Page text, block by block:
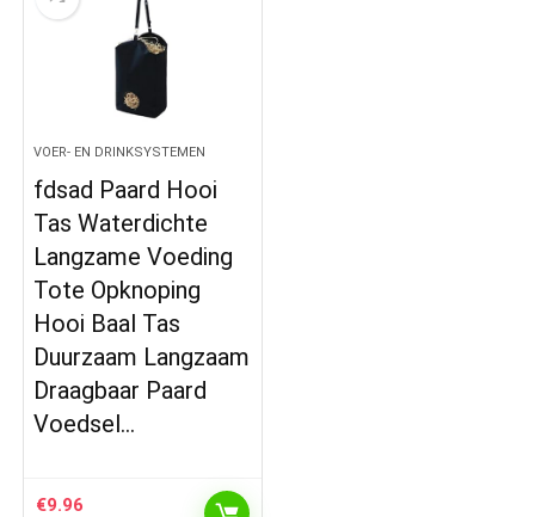
VOER- EN DRINKSYSTEMEN
fdsad Paard Hooi
Tas Waterdichte
Langzame Voeding
Tote Opknoping
Hooi Baal Tas
Duurzaam Langzaam
Draagbaar Paard
Voedsel…
€9.96